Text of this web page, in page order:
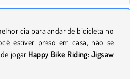
dia para andar de bicicleta no
estiver preso em casa, não se
jogar Happy Bike Riding: Jigsaw